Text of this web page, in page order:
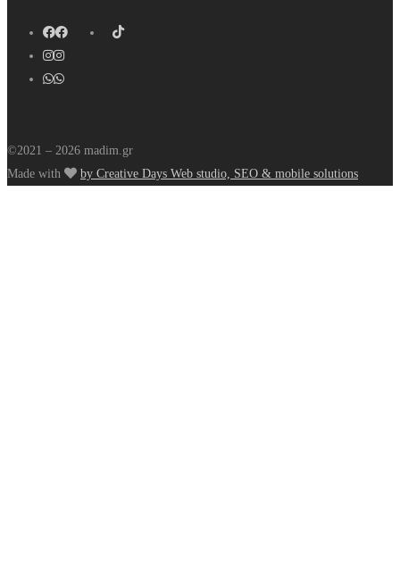
©2021 – 2026 madim.gr
Made with
by Creative Days Web studio, SEO & mobile solutions